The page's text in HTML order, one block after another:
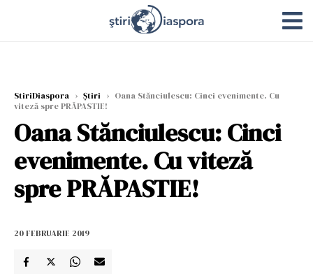
StiriDiaspora › Știri › Oana Stănciulescu: Cinci evenimente. Cu
viteză spre PRĂPASTIE!
Oana Stănciulescu: Cinci
evenimente. Cu viteză
spre PRĂPASTIE!
20 FEBRUARIE 2019